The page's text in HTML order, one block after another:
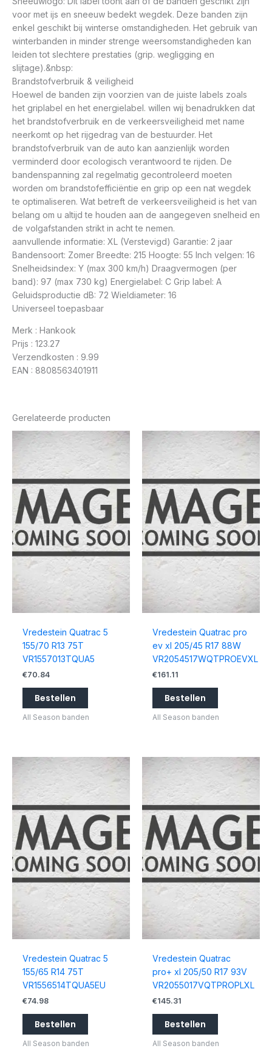
voor met ijs en sneeuw bedekt wegdek. Deze banden zijn
enkel geschikt bij winterse omstandigheden. Het gebruik van
winterbanden in minder strenge weersomstandigheden kan
leiden tot slechtere prestaties (grip. wegligging en
slijtage).&nbsp:
Brandstofverbruik & veiligheid
Hoewel de banden zijn voorzien van de juiste labels zoals
het griplabel en het energielabel. willen wij benadrukken dat
het brandstofverbruik en de verkeersveiligheid met name
neerkomt op het rijgedrag van de bestuurder. Het
brandstofverbruik van de auto kan aanzienlijk worden
verminderd door ecologisch verantwoord te rijden. De
bandenspanning zal regelmatig gecontroleerd moeten
worden om brandstofefficiëntie en grip op een nat wegdek
te optimaliseren. Wat betreft de verkeersveiligheid is het van
belang om u altijd te houden aan de aangegeven snelheid en
de volgafstanden strikt in acht te nemen.
aanvullende informatie: XL (Verstevigd) Garantie: 2 jaar
Bandensoort: Zomer Breedte: 215 Hoogte: 55 Inch velgen: 16
Snelheidsindex: Y (max 300 km/h) Draagvermogen (per
band): 97 (max 730 kg) Energielabel: C Grip label: A
Geluidsproductie dB: 72 Wieldiameter: 16
Universeel toepasbaar
Merk : Hankook
Prijs : 123.27
Verzendkosten : 9.99
EAN : 8808563401911
Gerelateerde producten
Vredestein Quatrac 5
155/70 R13 75T
VR1557013TQUA5
€70.84
Bestellen
All Season banden
Vredestein Quatrac pro
ev xl 205/45 R17 88W
VR2054517WQTPROEVXL
€161.11
Bestellen
All Season banden
Vredestein Quatrac 5
155/65 R14 75T
VR1556514TQUA5EU
€74.98
Bestellen
All Season banden
Vredestein Quatrac
pro+ xl 205/50 R17 93V
VR2055017VQTPROPLXL
€145.31
Bestellen
All Season banden